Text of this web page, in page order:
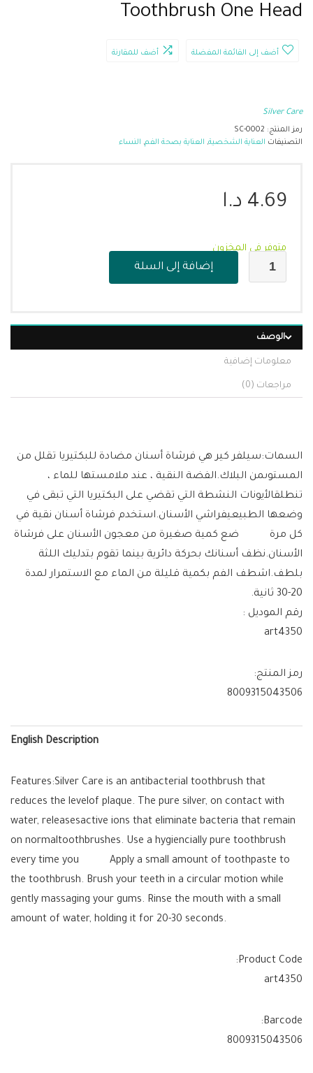
Toothbrush One Head
أضف إلى القائمة المفضلة أضف للمقارنة
Silver Care
رمز المنتج: SC-0002
التصنيفات العناية الشخصية, العناية بصحة الفم, النساء
4.69 د.ا
متوفر في المخزون
إضافة إلى السلة
الوصف
معلومات إضافية
مراجعات (0)
السمات:سيلفر كير هي فرشاة أسنان مضادة للبكتيريا تقلل من
المستوىمن البلاك.الفضة النقية ، عند ملامستها للماء ،
تنطلقالأيونات النشطة التي تقضي على البكتيريا التي تبقى في
وضعها الطبيعيفراشي الأسنان.استخدم فرشاة أسنان نقية في
كل مرة ضع كمية صغيرة من معجون الأسنان على فرشاة
الأسنان.نظف أسنانك بحركة دائرية بينما تقوم بتدليك اللثة
بلطف.اشطف الفم بكمية قليلة من الماء مع الاستمرار لمدة
20-30 ثانية.
رقم الموديل :
art4350
رمز المنتج:
8009315043506
English Description
Features:Silver Care is an antibacterial toothbrush that
reduces the levelof plaque. The pure silver, on contact with
water, releasesactive ions that eliminate bacteria that remain
on normaltoothbrushes. Use a hygiencially pure toothbrush
every time you Apply a small amount of toothpaste to
the toothbrush. Brush your teeth in a circular motion while
gently massaging your gums. Rinse the mouth with a small
amount of water, holding it for 20-30 seconds.
Product Code:
art4350
Barcode:
8009315043506